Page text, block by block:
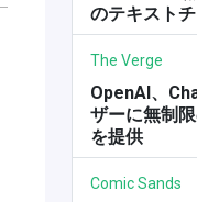
のテキスト
The Verge
OpenAI、
ザーに無制
を提供
Comic Sands